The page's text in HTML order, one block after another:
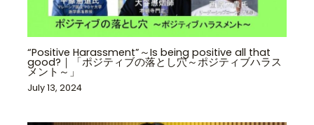
“Positive Harassment”～Is being positive all that
good?｜「ポジティブの落とし穴～ポジティブハラス
メント～」
July 13, 2024